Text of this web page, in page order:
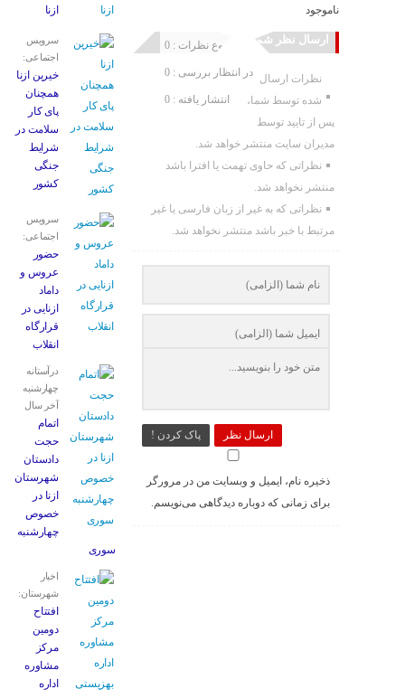
ناموجود
ارسال نظر شما مجموع نظرات : 0
در انتظار بررسی : 0
انتشار یافته : 0
نظرات ارسال
شده توسط شما،
پس از تایید توسط
مدیران سایت منتشر خواهد شد.
نظراتی که حاوی تهمت یا افترا باشد
منتشر نخواهد شد.
نظراتی که به غیر از زبان فارسی یا غیر
مرتبط با خبر باشد منتشر نخواهد شد.
ارسال نظر پاک کردن !
ذخیره نام، ایمیل و وبسایت من در مرورگر
برای زمانی که دوباره دیدگاهی می‌نویسم.
ازنا
سرویس
اجتماعی:
خیرین ازنا
همچنان
پای کار
سلامت در
شرایط
جنگی
کشور
سرویس
اجتماعی:
حضور
عروس و
داماد
ازنایی در
قرارگاه
انقلاب
درآستانه
چهارشنبه
آخر سال
اتمام
حجت
دادستان
شهرستان
ازنا در
خصوص
چهارشنبه
‌سوری
اخبار
شهرستان:
افتتاح
دومین
مرکز
مشاوره
اداره